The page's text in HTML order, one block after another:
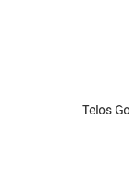
Telos